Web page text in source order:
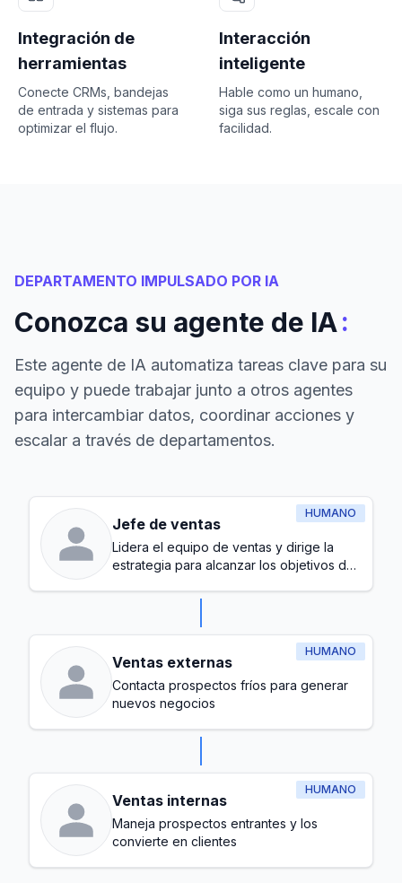
Integración de
herramientas
Conecte CRMs, bandejas
de entrada y sistemas para
optimizar el flujo.
Interacción
inteligente
Hable como un humano,
siga sus reglas, escale con
facilidad.
DEPARTAMENTO IMPULSADO POR IA
Conozca su agente de IA:
Este agente de IA automatiza tareas clave para su
equipo y puede trabajar junto a otros agentes
para intercambiar datos, coordinar acciones y
escalar a través de departamentos.
HUMANO
Jefe de ventas
Lidera el equipo de ventas y dirige la
estrategia para alcanzar los objetivos de
HUMANO
Ventas externas
Contacta prospectos fríos para generar
nuevos negocios
HUMANO
Ventas internas
Maneja prospectos entrantes y los
convierte en clientes